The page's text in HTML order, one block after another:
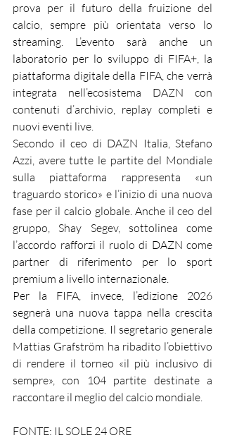
prova per il futuro della fruizione del
calcio, sempre più orientata verso lo
streaming. L’evento sarà anche un
laboratorio per lo sviluppo di FIFA+, la
piattaforma digitale della FIFA, che verrà
integrata nell’ecosistema DAZN con
contenuti d’archivio, replay completi e
nuovi eventi live.
Secondo il ceo di DAZN Italia, Stefano
Azzi, avere tutte le partite del Mondiale
sulla piattaforma rappresenta «un
traguardo storico» e l’inizio di una nuova
fase per il calcio globale. Anche il ceo del
gruppo, Shay Segev, sottolinea come
l’accordo rafforzi il ruolo di DAZN come
partner di riferimento per lo sport
premium a livello internazionale.
Per la FIFA, invece, l’edizione 2026
segnerà una nuova tappa nella crescita
della competizione. Il segretario generale
Mattias Grafström ha ribadito l’obiettivo
di rendere il torneo «il più inclusivo di
sempre», con 104 partite destinate a
raccontare il meglio del calcio mondiale.
FONTE: IL SOLE 24 ORE